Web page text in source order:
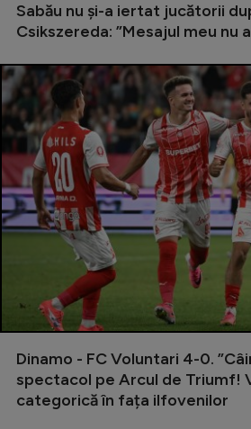
Sabău nu și-a iertat jucătorii
Csikszereda: ”Mesajul meu nu
Dinamo - FC Voluntari 4-0.
spectacol pe Arcul de Triumf!
categorică în fața ilfovenilor